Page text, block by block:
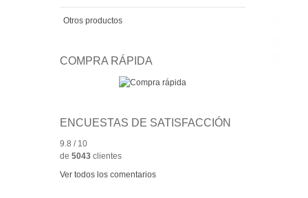
Otros productos
COMPRA RÁPIDA
ENCUESTAS DE SATISFACCIÓN
9.8 / 10
de 5043 clientes
Ver todos los comentarios